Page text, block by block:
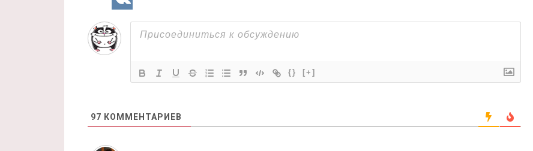
{} [+]
97 КОММЕНТАРИЕВ